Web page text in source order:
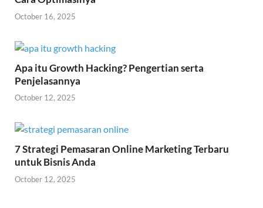
October 16, 2025
Apa itu Growth Hacking? Pengertian serta
Penjelasannya
October 12, 2025
7 Strategi Pemasaran Online Marketing Terbaru
untuk Bisnis Anda
October 12, 2025